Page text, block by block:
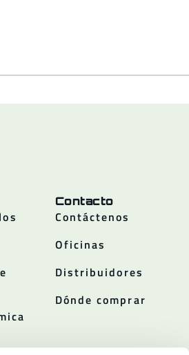
Contacto
Contáctenos
Oficinas
Distribuidores
Dónde comprar